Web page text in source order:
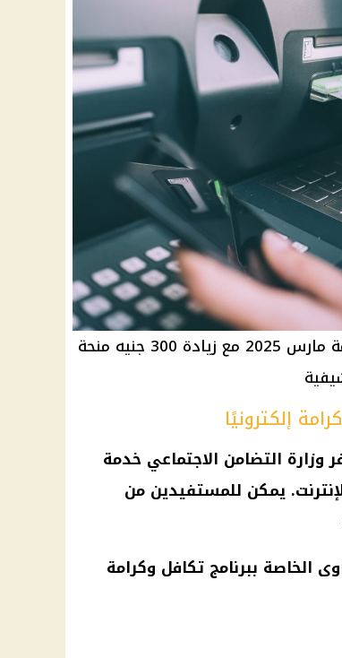
ابتداءً من السبت: صرف معاش تكافل وكرامة مارس 2025 مع زيادة 300 جنيه منحة
إلكترونيًا
وزارة التضامن الاجتماعي خدمة
يمكن للمستفيدين من
الخاصة ببرنامج تكافل وكرامة